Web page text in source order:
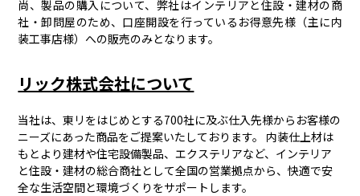
尚、製品の購入について、弊社はインテリアと住設・建材の商
社・卸問屋のため、口座開設を行っているお得意先様（主に内
装工事店様）への販売のみとなります。
リック株式会社について
当社は、東リをはじめとする700社に及ぶ仕入先様からお客様の
ニーズにあった商品をご提案いたしております。 内装仕上材は
もとより建材や住宅設備製品、エクステリアなど、インテリア
と住設・建材の総合商社として全国の営業拠点から、快適で安
全な生活空間と環境づくりをサポートします。